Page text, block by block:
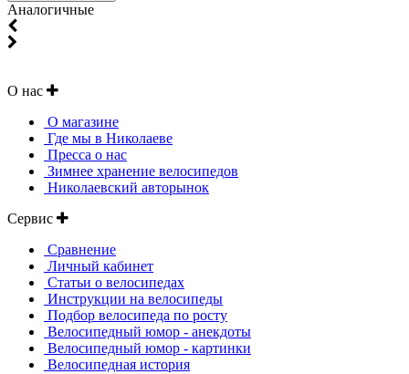
Аналогичные
О нас
О магазине
Где мы в Николаеве
Пресса о нас
Зимнее хранение велосипедов
Николаевский авторынок
Сервис
Сравнение
Личный кабинет
Статьи о велосипедах
Инструкции на велосипеды
Подбор велосипеда по росту
Велосипедный юмор - анекдоты
Велосипедный юмор - картинки
Велосипедная история